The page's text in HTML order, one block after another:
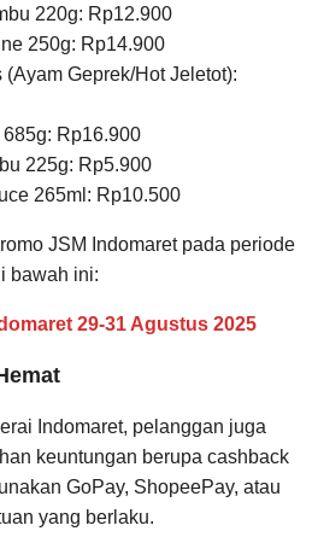
220g: Rp12.900
250g: Rp14.900
(Ayam Geprek/Hot Jeletot):
Rp16.900
225g: Rp5.900
265ml: Rp10.500
JSM Indomaret pada periode
bawah ini:
29-31 Agustus 2025
Indomaret, pelanggan juga
keuntungan berupa cashback
GoPay, ShopeePay, atau
yang berlaku.